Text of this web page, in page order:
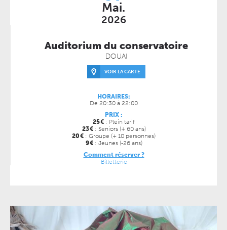
Mai.
2026
Auditorium du conservatoire
DOUAI
VOIR LA CARTE
HORAIRES:
De 20:30 à 22:00
PRIX :
25€ : Plein tarif
23€ : Seniors (+ 60 ans)
20€ : Groupe (+ 10 personnes)
9€ : Jeunes (-26 ans)
Comment réserver ?
Billetterie